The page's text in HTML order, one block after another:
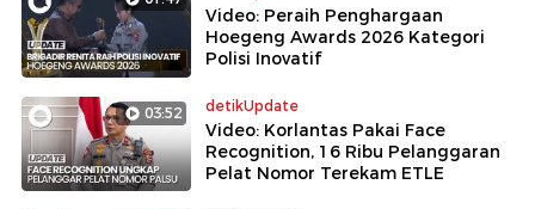
Video: Peraih Penghargaan
Hoegeng Awards 2026 Kategori
Polisi Inovatif
03:52 detikUpdate
Video: Korlantas Pakai Face
Recognition, 16 Ribu Pelanggaran
Pelat Nomor Terekam ETLE